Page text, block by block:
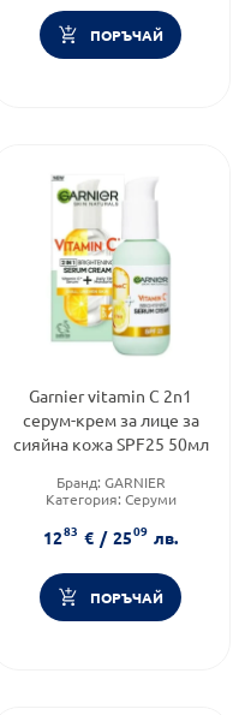
ПОРЪЧАЙ
Garnier vitamin C 2n1
серум-крем за лице за
сияйна кожа SPF25 50мл
Бранд: GARNIER
Категория: Серуми
1283 € / 2509 лв.
ПОРЪЧАЙ